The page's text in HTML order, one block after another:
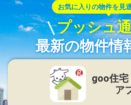
お気に入りの物件を見
プッシュ
最新の物件情
goo住宅
ア